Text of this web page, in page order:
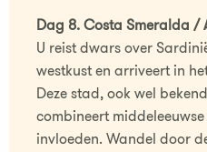
Dag 8. Costa Smeralda /
U reist dwars over
westkust en arriveert in
Deze stad, ook wel
combineert
invloeden. Wandel door